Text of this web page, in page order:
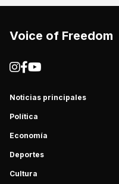
Voice of Freedom
Noticias principales
Política
Economía
Deportes
Cultura